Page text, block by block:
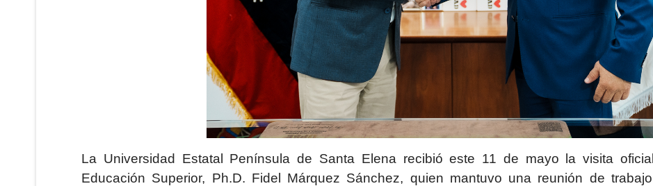
La Universidad Estatal Península de Santa Elena recibió este 11 de mayo la visita
Educación Superior, Ph.D. Fidel Márquez Sánchez, quien mantuvo una reunión de